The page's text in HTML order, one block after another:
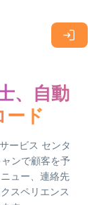
、自動
ード
ービス センタ
ンで顧客を予
ュー、連絡先
スペリエンス